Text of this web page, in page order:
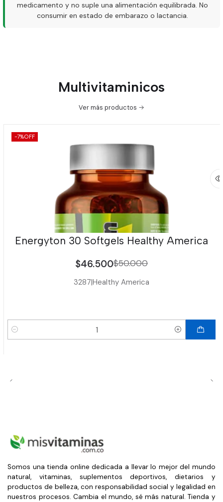
medicamento y no suple una alimentación equilibrada. No
consumir en estado de embarazo o lactancia.
Multivitaminicos
Ver más productos
-7%OFF
Energyton 30 Softgels Healthy America
$46.500$50.000
3287|Healthy America
Cantidad
Somos una tienda online dedicada a llevar lo mejor del mundo
natural, vitaminas, suplementos deportivos, dietarios y
productos de belleza, con responsabilidad social y legalidad en
nuestros procesos. Cambia el mundo, sé más natural. Tienda y